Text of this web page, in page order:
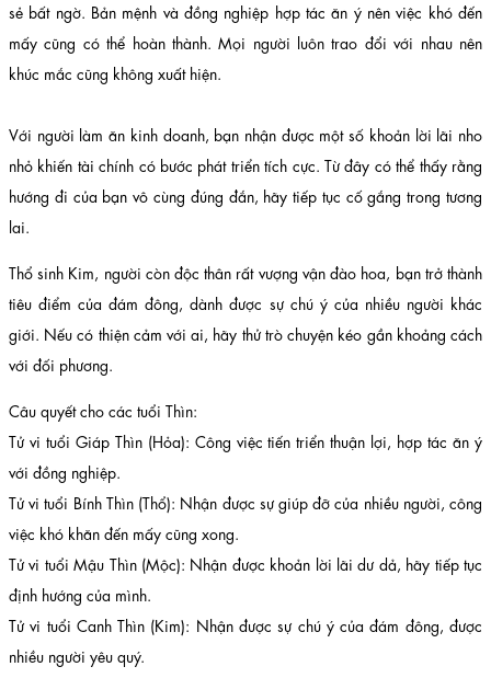
sẻ bất ngờ. Bản mệnh và đồng nghiệp hợp tác ăn ý nên việc khó đến
mấy cũng có thể hoàn thành. Mọi người luôn trao đổi với nhau nên
khúc mắc cũng không xuất hiện.
Với người làm ăn kinh doanh, bạn nhận được một số khoản lời lãi nho
nhỏ khiến tài chính có bước phát triển tích cực. Từ đây có thể thấy rằng
hướng đi của bạn vô cùng đúng đắn, hãy tiếp tục cố gắng trong tương
lai.
Thổ sinh Kim, người còn độc thân rất vượng vận đào hoa, bạn trở thành
tiêu điểm của đám đông, dành được sự chú ý của nhiều người khác
giới. Nếu có thiện cảm với ai, hãy thử trò chuyện kéo gần khoảng cách
với đối phương.
Câu quyết cho các tuổi Thìn:
Tử vi tuổi Giáp Thìn (Hỏa): Công việc tiến triển thuận lợi, hợp tác ăn ý
với đồng nghiệp.
Tử vi tuổi Bính Thìn (Thổ): Nhận được sự giúp đỡ của nhiều người, công
việc khó khăn đến mấy cũng xong.
Tử vi tuổi Mậu Thìn (Mộc): Nhận được khoản lời lãi dư dả, hãy tiếp tục
định hướng của mình.
Tử vi tuổi Canh Thìn (Kim): Nhận được sự chú ý của đám đông, được
nhiều người yêu quý.